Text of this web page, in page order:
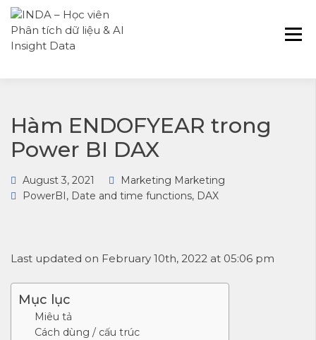
liệu & AI chuyên sâu cho ngành ngân
hàng – bảo hiểm – chứng khoán và
Hàm ENDOFYEAR trong
Power BI DAX
August 3, 2021
Marketing Marketing
PowerBI, Date and time functions, DAX
Last updated on February 10th, 2022 at 05:06 pm
Mục lục
Miêu tả
Cách dùng / cấu trúc